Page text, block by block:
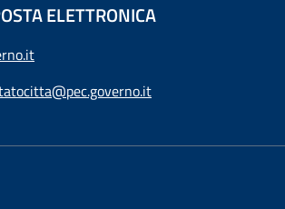
ELETTRONICA